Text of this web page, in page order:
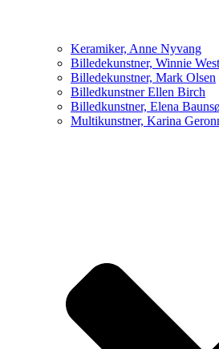
Keramiker, Anne Nyvang
Billedekunstner, Winnie
Billedekunstner, Mark Olsen
Billedkunstner Ellen Birch
Billedkunstner, Elena
Multikunstner, Karina